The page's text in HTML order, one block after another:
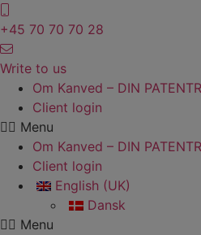
Skip
to
content
+45 70 70 70 28
Write to us
Om Kanved – DIN
Client login
Menu
Om Kanved – DIN
Client login
English (UK)
Dansk
Menu